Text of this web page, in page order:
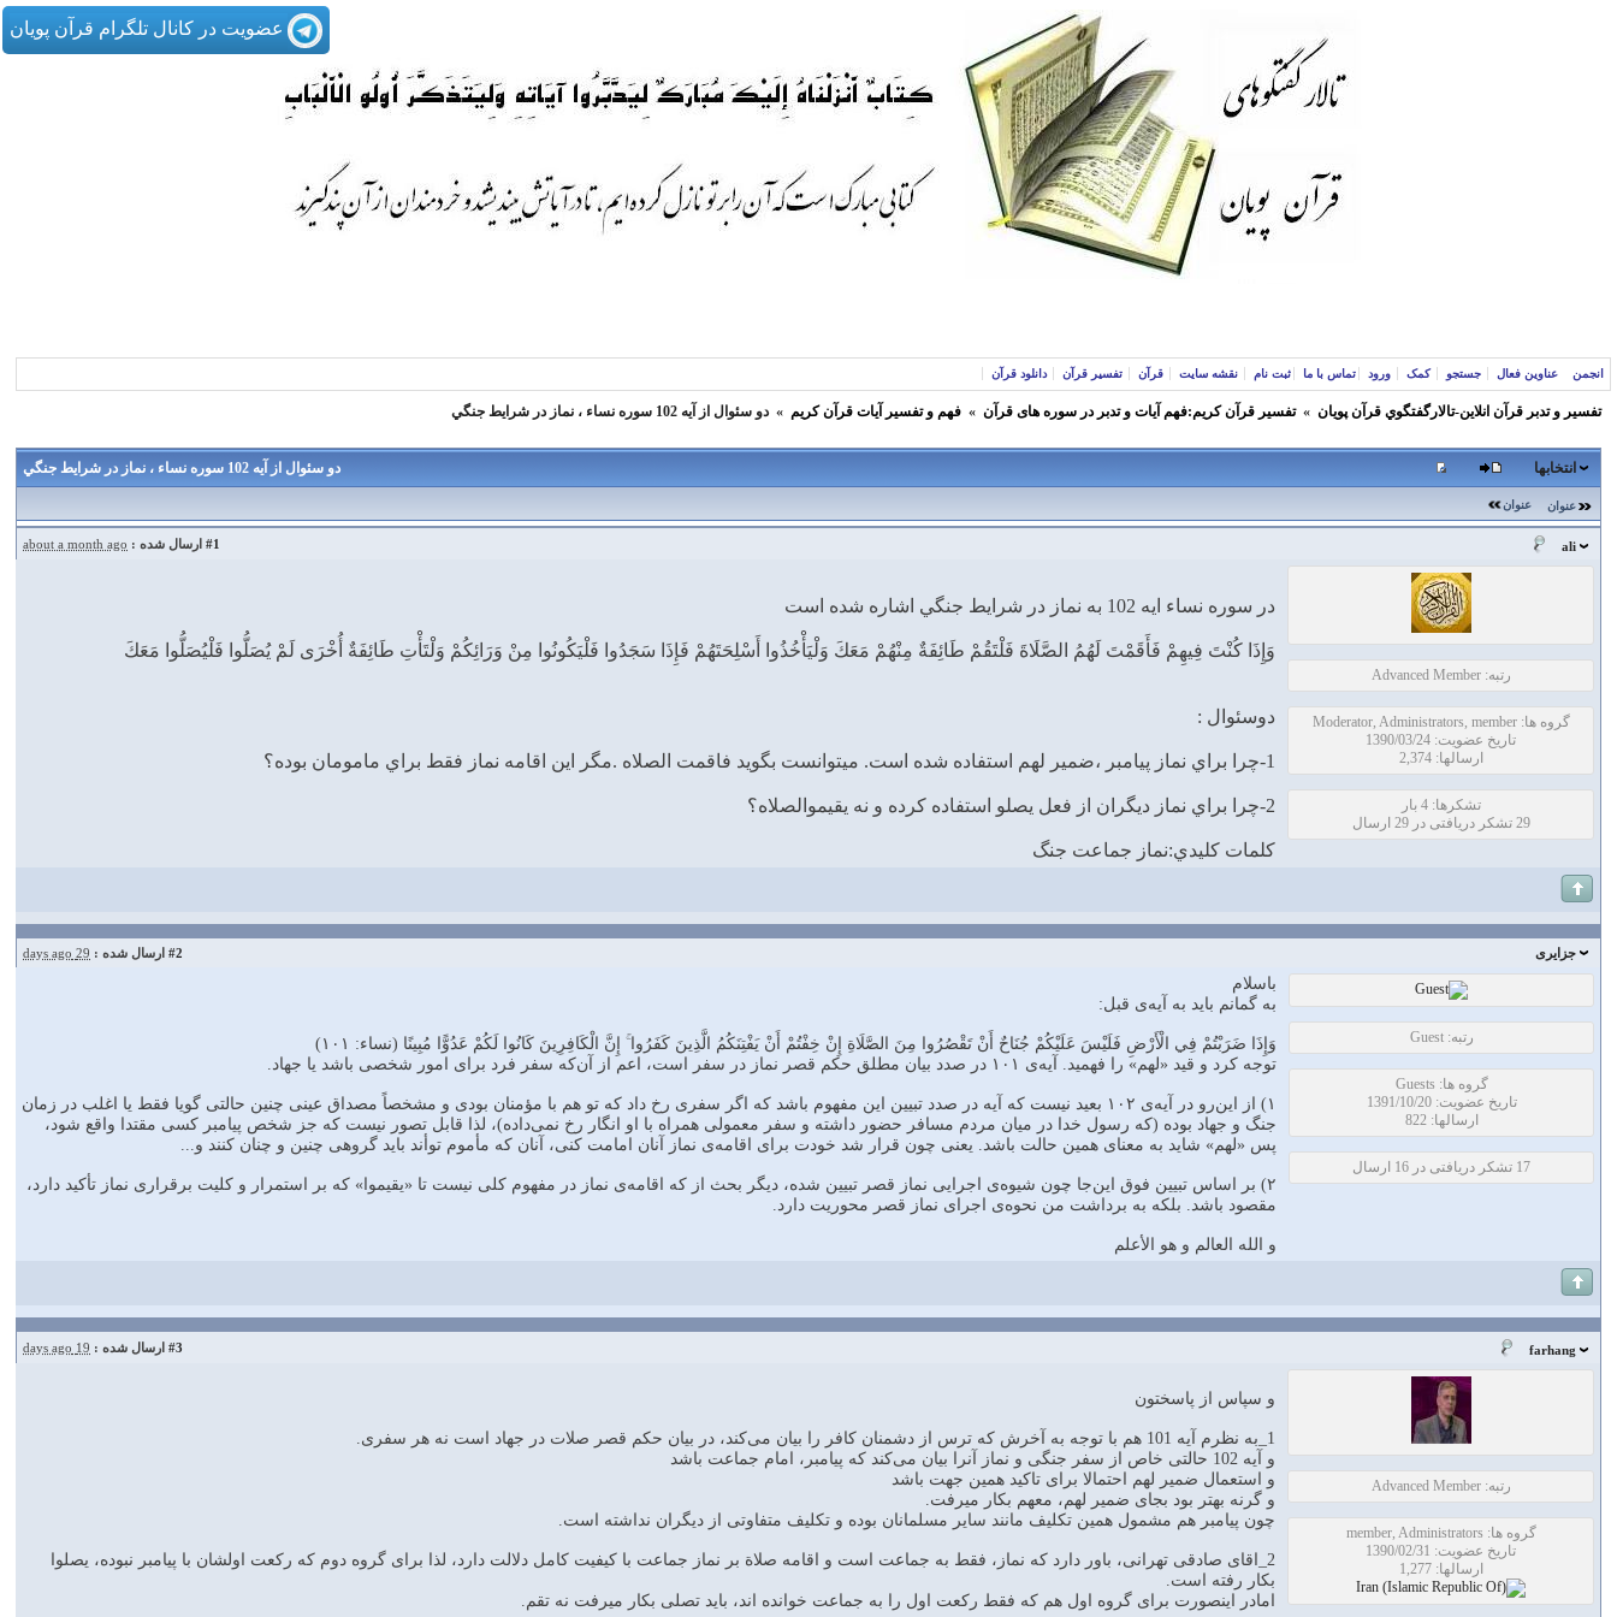
عضویت در کانال تلگرام قرآن پویان
انجمن عناوین فعال جستجو کمک ورود تماس با ما ثبت نام نقشه سایت قرآن تفسیر قرآن دانلود قرآن
تفسير و‌ تدبر قرآن انلاين-تالارگفتگوي قرآن پویان » تفسير قرآن كريم:فهم آيات و تدبر در سوره های قرآن » فهم و تفسير آيات قرآن كريم » دو سئوال از آيه 102 سوره نساء ، نماز در شرايط جنگي
دو سئوال از آيه 102 سوره نساء ، نماز در شرايط جنگي انتخابها
عنوان عنوان
ali
#1 ارسال شده : about a month ago
رتبه: Advanced Member
گروه ها: Moderator, Administrators, member
تاریخ عضویت: 1390/03/24
ارسالها: 2,374
تشکرها: 4 بار
29 تشکر دریافتی در 29 ارسال
در سوره نساء ايه 102 به نماز در شرايط جنگي اشاره شده است
وَإِذَا كُنْتَ فِيهِمْ فَأَقَمْتَ لَهُمُ الصَّلَاةَ فَلْتَقُمْ طَائِفَةٌ مِنْهُمْ مَعَكَ وَلْيَأْخُذُوا أَسْلِحَتَهُمْ فَإِذَا سَجَدُوا فَلْيَكُونُوا مِنْ وَرَائِكُمْ وَلْتَأْتِ طَائِفَةٌ أُخْرَى لَمْ يُصَلُّوا فَلْيُصَلُّوا مَعَكَ
دوسئوال :
1-چرا براي نماز پيامبر ،ضمير لهم استفاده شده است. ميتوانست بگويد فاقمت الصلاه .مگر اين اقامه نماز فقط براي مامومان بوده؟
2-چرا براي نماز ديگران از فعل يصلو استفاده كرده و نه يقيموالصلاه؟
كلمات كليدي:نماز جماعت جنگ
جزایری #2 ارسال شده : 29 days ago
رتبه: Guest
گروه ها: Guests
تاریخ عضویت: 1391/10/20
ارسالها: 822
17 تشکر دریافتی در 16 ارسال
باسلام
به گمانم باید به آیه‌ی قبل:
وَإِذَا ضَرَبْتُمْ فِي الْأَرْضِ فَلَيْسَ عَلَيْكُمْ جُنَاحٌ أَنْ تَقْصُرُوا مِنَ الصَّلَاةِ إِنْ خِفْتُمْ أَنْ يَفْتِنَكُمُ الَّذِينَ كَفَرُوا ۚ إِنَّ الْكَافِرِينَ كَانُوا لَكُمْ عَدُوًّا مُبِينًا (نساء: ۱۰۱)
توجه کرد و قید «لهم» را فهمید. آیه‌ی ۱۰۱ در صدد بیان مطلق حکم قصر نماز در سفر است، اعم از آن‌که سفر فرد برای امور شخصی باشد یا جهاد.
۱) از این‌رو در آیه‌ی ۱۰۲ بعید نیست که آیه در صدد تبیین این مفهوم باشد که اگر سفری رخ داد که تو هم با مؤمنان بودی و مشخصاً مصداق عینی چنین حالتی گویا فقط یا اغلب در زمان
جنگ و جهاد بوده (که رسول خدا در میان مردم مسافر حضور داشته و سفر معمولی همراه با او انگار رخ نمی‌داده)، لذا قابل تصور نیست که جز شخص پیامبر کسی مقتدا واقع شود،
پس «لهم» شاید به معنای همین حالت باشد. یعنی چون قرار شد خودت برای اقامه‌ی نماز آنان امامت کنی، آنان که مأموم توأند باید گروهی چنین و چنان کنند و...
۲) بر اساس تبیین فوق این‌جا چون شیوه‌ی اجرایی نماز قصر تبیین شده، دیگر بحث از که اقامه‌ی نماز در مفهوم کلی نیست تا «یقیموا» که بر استمرار و کلیت برقراری نماز تأکید دارد،
مقصود باشد. بلکه به برداشت من نحوه‌ی اجرای نماز قصر محوریت دارد.
و الله العالم و هو الأعلم
farhang
#3 ارسال شده : 19 days ago
رتبه: Advanced Member
گروه ها: member, Administrators
تاریخ عضویت: 1390/02/31
ارسالها: 1,277
و سپاس از پاسختون
1_به نظرم آیه 101 هم با توجه به آخرش که ترس از دشمنان کافر را بیان می‌کند، در بیان حکم قصر صلات در جهاد است نه هر سفری.
و آیه 102 حالتی خاص از سفر جنگی و نماز آنرا بیان می‌کند که پیامبر، امام جماعت باشد
و استعمال ضمیر لهم احتمالا برای تاکید همین جهت باشد
و گرنه بهتر بود بجای ضمیر لهم، معهم بکار ميرفت.
چون پیامبر هم مشمول همین تکلیف مانند سایر مسلمانان بوده و تکلیف متفاوتی از دیگران نداشته است.
2_اقای صادقی تهرانی، باور دارد که نماز، فقط به جماعت است و اقامه صلاة بر نماز جماعت با کیفیت کامل دلالت دارد، لذا برای گروه دوم که رکعت اولشان با پیامبر نبوده، يصلوا
بکار رفته است.
امادر اینصورت برای گروه اول هم که فقط رکعت اول را به جماعت خوانده اند، باید تصلی بکار ميرفت نه تقم.